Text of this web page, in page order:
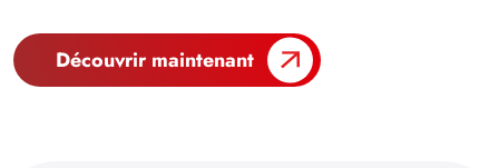
Découvrir maintenant